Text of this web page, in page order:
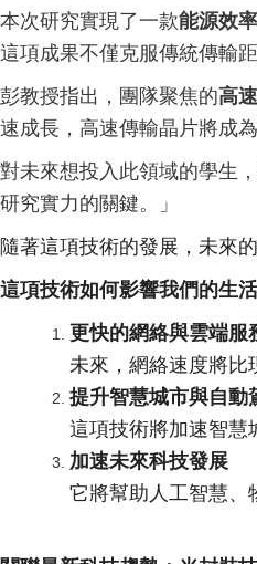
本次研究實現了一款能源效
這項成果不僅克服傳統傳輸
彭教授指出，團隊聚焦的高
速成長，高速傳輸晶片將成
對未來想投入此領域的學生
研究實力的關鍵。」
隨著這項技術的發展，未來
這項技術如何影響我們的生
更快的網絡與雲端服
未來，網絡速度將比
提升智慧城市與自動
這項技術將加速智慧
加速未來科技發展
它將幫助人工智慧、